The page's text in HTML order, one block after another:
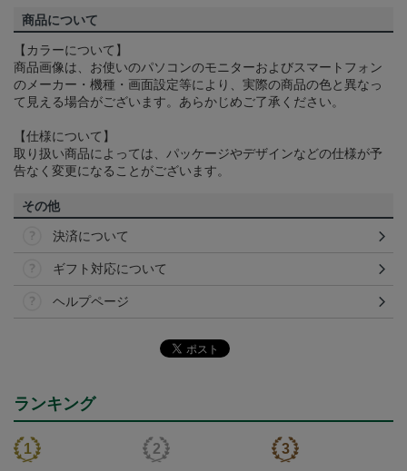
商品について
【カラーについて】
商品画像は、お使いのパソコンのモニターおよびスマートフォン
のメーカー・機種・画面設定等により、実際の商品の色と異なっ
て見える場合がございます。あらかじめご了承ください。
【仕様について】
取り扱い商品によっては、パッケージやデザインなどの仕様が予
告なく変更になることがございます。
その他
決済について
ギフト対応について
ヘルプページ
ランキング